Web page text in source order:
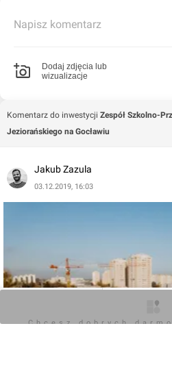
Napisz komentarz
Dodaj zdjęcia lub
wizualizacje
Komentarz do inwestycji Zespół Szkolno-
Jeziorańskiego na Gocławiu
Jakub Zazula
03.12.2019, 16:03
Chcesz dobrych